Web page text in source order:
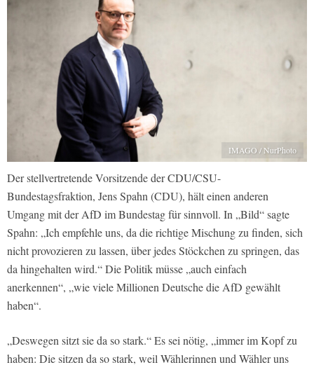
IMAGO / NurPhoto
Der stellvertretende Vorsitzende der CDU/CSU-
Bundestagsfraktion, Jens Spahn (CDU), hält einen anderen
Umgang mit der AfD im Bundestag für sinnvoll. In „Bild“ sagte
Spahn: „Ich empfehle uns, da die richtige Mischung zu finden, sich
nicht provozieren zu lassen, über jedes Stöckchen zu springen, das
da hingehalten wird.“ Die Politik müsse „auch einfach
anerkennen“, „wie viele Millionen Deutsche die AfD gewählt
haben“.
„Deswegen sitzt sie da so stark.“ Es sei nötig, „immer im Kopf zu
haben: Die sitzen da so stark, weil Wählerinnen und Wähler uns